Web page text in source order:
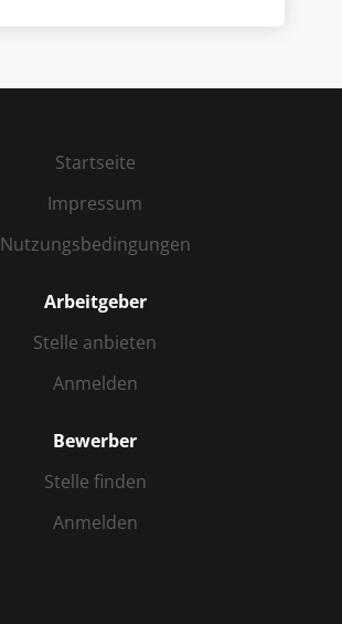
Startseite
Impressum
Nutzungsbedingungen
Arbeitgeber
Stelle anbieten
Anmelden
Bewerber
Stelle finden
Anmelden